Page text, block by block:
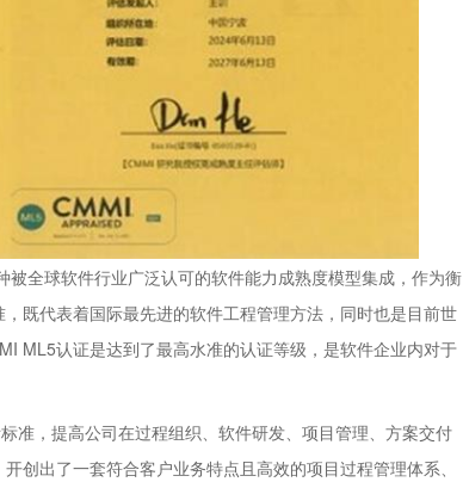
全球软件行业广泛认可的软件能力成熟度模型集成，作为衡
既代表着国际最先进的软件工程管理方法，同时也是目前世
ML5认证是达到了最高水准的认证等级，是软件企业内对于
准，提高公司在过程组织、软件研发、项目管理、方案交付
创出了一套符合客户业务特点且高效的项目过程管理体系、